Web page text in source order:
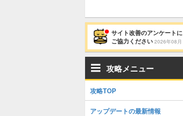
サイト改善のアンケートに
ご協力ください 2026年08月
攻略メニュー
攻略TOP
アップデートの最新情報